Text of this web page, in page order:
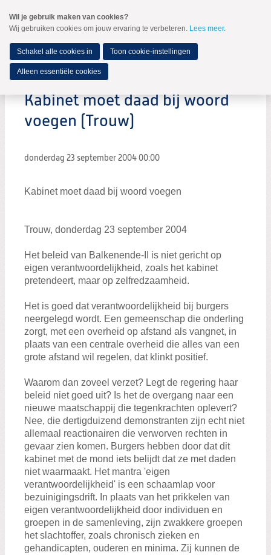
naar
Spring
de
inhoud
Spring
naar
hoofdmenu
MENU
Zoeken:
Zoeken
Kabinet moet daad bij woord
voegen (Trouw)
donderdag 23 september 2004 00:00
Kabinet moet daad bij woord voegen
Trouw, donderdag 23 september 2004
Het beleid van Balkenende-II is niet gericht op
eigen verantwoordelijkheid, zoals het kabinet
pretendeert, maar op zelfredzaamheid.
Het is goed dat verantwoordelijkheid bij burgers
neergelegd wordt. Een gemeenschap die onderling
zorgt, met een overheid op afstand als vangnet, in
plaats van een centrale overheid die alles van een
grote afstand wil regelen, dat klinkt positief.
Waarom dan zoveel verzet? Legt de regering haar
beleid niet goed uit? Is het de overgang naar een
nieuwe maatschappij die tegenkrachten oplevert?
Nee, die dertigduizend demonstranten zijn echt niet
allemaal reactionairen die verworven rechten in
gevaar zien komen. Burgers hebben door dat dit
kabinet met de mond iets belijdt dat ze met daden
niet waarmaakt. Het mantra 'eigen
verantwoordelijkheid' is een schaamlap voor
bezuinigingsdrift. In plaats van het prikkelen van
eigen verantwoordelijkheid door individuen en
groepen in de samenleving, zijn zwakkere groepen
het slachtoffer, zoals chronisch zieken en
gehandicapten, ouderen en minima. Zij kunnen de
Wil je gebruik maken van cookies?
Wij gebruiken cookies om jouw ervaring te verbeteren. Lees meer.
Schakel alle cookies in Toon cookie-instellingen
Alleen essentiële cookies